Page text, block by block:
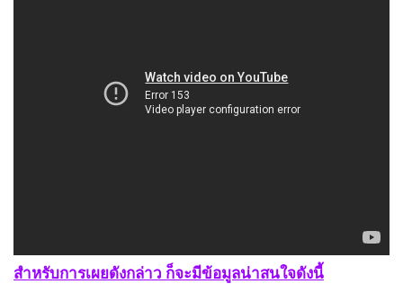
สำหรับการเผยดังกล่าว ก็จะมีข้อมูลน่าสนใจดังนี้